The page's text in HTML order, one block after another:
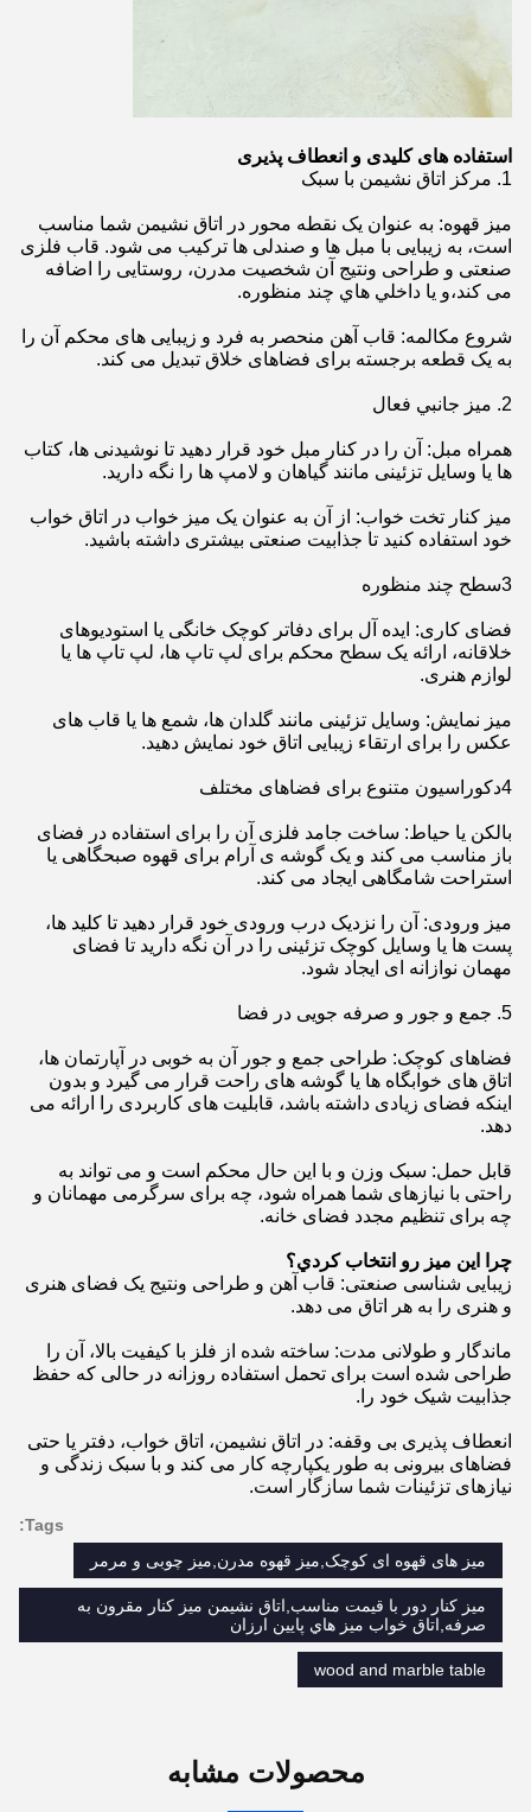
استفاده های کلیدی و انعطاف پذیری
1. مرکز اتاق نشیمن با سبک
میز قهوه: به عنوان یک نقطه محور در اتاق نشیمن شما مناسب
است، به زیبایی با مبل ها و صندلی ها ترکیب می شود. قاب فلزی
صنعتی و طراحی ونتیج آن شخصیت مدرن، روستایی را اضافه
می کند،و يا داخلي هاي چند منظوره.
شروع مکالمه: قاب آهن منحصر به فرد و زیبایی های محکم آن را
به یک قطعه برجسته برای فضاهای خلاق تبدیل می کند.
2. ميز جانبي فعال
همراه مبل: آن را در کنار مبل خود قرار دهید تا نوشیدنی ها، کتاب
ها یا وسایل تزئینی مانند گیاهان و لامپ ها را نگه دارید.
میز کنار تخت خواب: از آن به عنوان یک میز خواب در اتاق خواب
خود استفاده کنید تا جذابیت صنعتی بیشتری داشته باشید.
3سطح چند منظوره
فضای کاری: ایده آل برای دفاتر کوچک خانگی یا استودیوهای
خلاقانه، ارائه یک سطح محکم برای لپ تاپ ها، لپ تاپ ها یا
لوازم هنری.
میز نمایش: وسایل تزئینی مانند گلدان ها، شمع ها یا قاب های
عکس را برای ارتقاء زیبایی اتاق خود نمایش دهید.
4دکوراسیون متنوع برای فضاهای مختلف
بالکن یا حیاط: ساخت جامد فلزی آن را برای استفاده در فضای
باز مناسب می کند و یک گوشه ی آرام برای قهوه صبحگاهی یا
استراحت شامگاهی ایجاد می کند.
میز ورودی: آن را نزدیک درب ورودی خود قرار دهید تا کلید ها،
پست ها یا وسایل کوچک تزئینی را در آن نگه دارید تا فضای
مهمان نوازانه ای ایجاد شود.
5. جمع و جور و صرفه جویی در فضا
فضاهای کوچک: طراحی جمع و جور آن به خوبی در آپارتمان ها،
اتاق های خوابگاه ها یا گوشه های راحت قرار می گیرد و بدون
اینکه فضای زیادی داشته باشد، قابلیت های کاربردی را ارائه می
دهد.
قابل حمل: سبک وزن و با این حال محکم است و می تواند به
راحتی با نیازهای شما همراه شود، چه برای سرگرمی مهمانان و
چه برای تنظیم مجدد فضای خانه.
چرا اين ميز رو انتخاب کردي؟
زیبایی شناسی صنعتی: قاب آهن و طراحی ونتیج یک فضای هنری
و هنری را به هر اتاق می دهد.
ماندگار و طولانی مدت: ساخته شده از فلز با کیفیت بالا، آن را
طراحی شده است برای تحمل استفاده روزانه در حالی که حفظ
جذابیت شیک خود را.
انعطاف پذیری بی وقفه: در اتاق نشیمن، اتاق خواب، دفتر یا حتی
فضاهای بیرونی به طور یکپارچه کار می کند و با سبک زندگی و
نیازهای تزئینات شما سازگار است.
Tags:
میز های قهوه ای کوچک,میز قهوه مدرن,میز چوبی و مرمر
میز کنار دور با قیمت مناسب,اتاق نشیمن میز کنار مقرون به
صرفه,اتاق خواب ميز هاي پايين ارزان
wood and marble table
محصولات مشابه